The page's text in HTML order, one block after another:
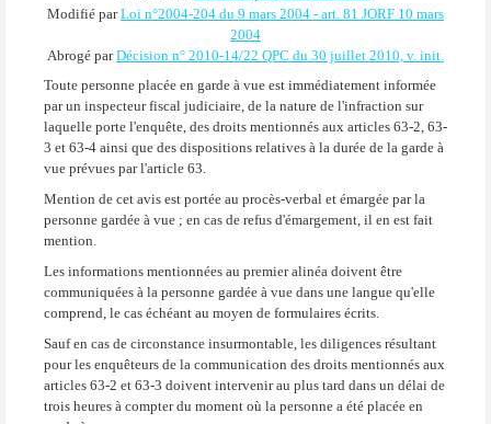
Modifié parLoi n°2004-204 du 9 mars 2004 - art. 81 JORF 10 mars
2004
Abrogé parDécision n° 2010-14/22 QPC du 30 juillet 2010, v. init.
Toute personne placée en garde à vue est immédiatement informée
par un inspecteur fiscal judiciaire, de la nature de l'infraction sur
laquelle porte l'enquête, des droits mentionnés aux articles 63-2, 63-
3 et 63-4 ainsi que des dispositions relatives à la durée de la garde à
vue prévues par l'article 63.
Mention de cet avis est portée au procès-verbal et émargée par la
personne gardée à vue ; en cas de refus d'émargement, il en est fait
mention.
Les informations mentionnées au premier alinéa doivent être
communiquées à la personne gardée à vue dans une langue qu'elle
comprend, le cas échéant au moyen de formulaires écrits.
Sauf en cas de circonstance insurmontable, les diligences résultant
pour les enquêteurs de la communication des droits mentionnés aux
articles 63-2 et 63-3 doivent intervenir au plus tard dans un délai de
trois heures à compter du moment où la personne a été placée en